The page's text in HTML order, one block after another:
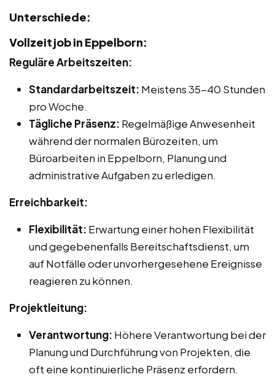
Unterschiede:
Vollzeitjob in Eppelborn:
Reguläre Arbeitszeiten:
Standardarbeitszeit: Meistens 35-40 Stunden
pro Woche.
Tägliche Präsenz: Regelmäßige Anwesenheit
während der normalen Bürozeiten, um
Büroarbeiten in Eppelborn, Planung und
administrative Aufgaben zu erledigen.
Erreichbarkeit:
Flexibilität: Erwartung einer hohen Flexibilität
und gegebenenfalls Bereitschaftsdienst, um
auf Notfälle oder unvorhergesehene Ereignisse
reagieren zu können.
Projektleitung:
Verantwortung: Höhere Verantwortung bei der
Planung und Durchführung von Projekten, die
oft eine kontinuierliche Präsenz erfordern.